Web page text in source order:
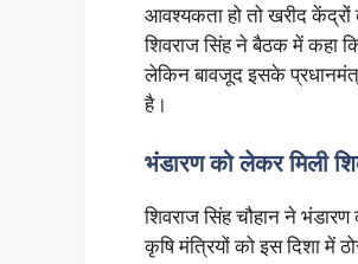
आवश्यकता हो तो खरीद केंद्रों
शिवराज सिंह ने बैठक में कहा
लेकिन बावजूद इसके
है।
भंडारण को लेकर मिली
शिवराज सिंह चौहान ने
कृषि मंत्रियों को इस दिशा